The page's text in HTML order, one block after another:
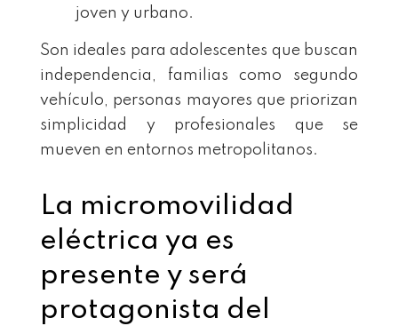
joven y urbano.
Son ideales para adolescentes que buscan
independencia, familias como segundo
vehículo, personas mayores que priorizan
simplicidad y profesionales que se
mueven en entornos metropolitanos.
La micromovilidad
eléctrica ya es
presente y será
protagonista del